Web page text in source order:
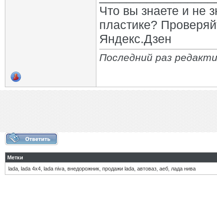
Что вы знаете и не
пластике?
Яндекс.Дзен
Последний раз
Метки
lada lada 4х4 lada niva внедорожник продажи lada автоваз аеб лада нива